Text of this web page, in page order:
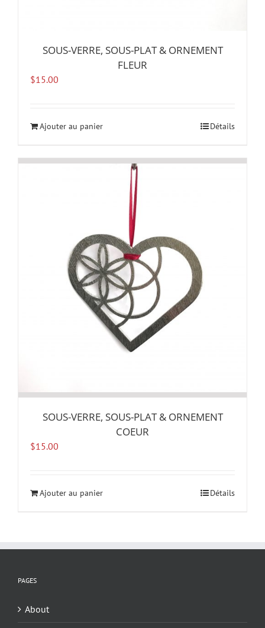
SOUS-VERRE, SOUS-PLAT & ORNEMENT
FLEUR
$15.00
Ajouter au panier Détails
SOUS-VERRE, SOUS-PLAT & ORNEMENT
COEUR
$15.00
Ajouter au panier Détails
PAGES
About